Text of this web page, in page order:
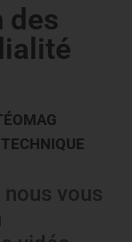
des
TECHNIQUE
nous vous